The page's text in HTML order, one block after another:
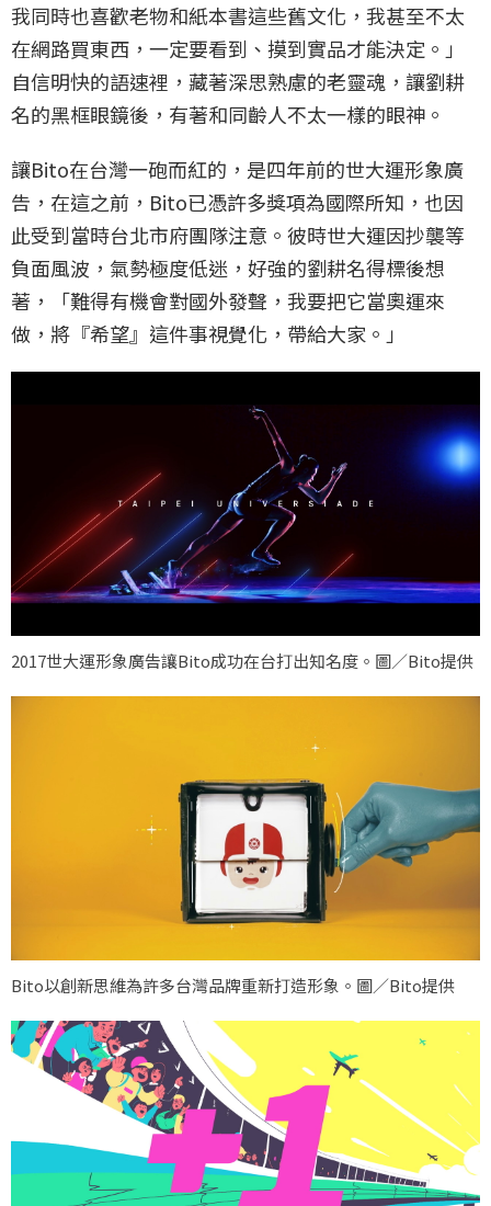
我同時也喜歡老物和紙本書這些舊文化，我甚至不太
在網路買東西，一定要看到、摸到實品才能決定。」
自信明快的語速裡，藏著深思熟慮的老靈魂，讓劉耕
名的黑框眼鏡後，有著和同齡人不太一樣的眼神。
讓Bito在台灣一砲而紅的，是四年前的世大運形象廣
告，在這之前，Bito已憑許多獎項為國際所知，也因
此受到當時台北市府團隊注意。彼時世大運因抄襲等
負面風波，氣勢極度低迷，好強的劉耕名得標後想
著，「難得有機會對國外發聲，我要把它當奧運來
做，將『希望』這件事視覺化，帶給大家。」
2017世大運形象廣告讓Bito成功在台打出知名度。圖／Bito提供
Bito以創新思維為許多台灣品牌重新打造形象。圖／Bito提供